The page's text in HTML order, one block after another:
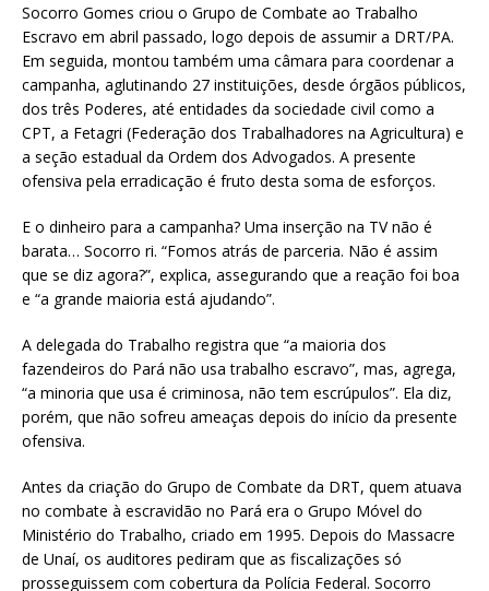
Socorro Gomes criou o Grupo de Combate ao Trabalho
Escravo em abril passado, logo depois de assumir a DRT/PA.
Em seguida, montou também uma câmara para coordenar a
campanha, aglutinando 27 instituições, desde órgãos públicos,
dos três Poderes, até entidades da sociedade civil como a
CPT, a Fetagri (Federação dos Trabalhadores na Agricultura) e
a seção estadual da Ordem dos Advogados. A presente
ofensiva pela erradicação é fruto desta soma de esforços.
E o dinheiro para a campanha? Uma inserção na TV não é
barata… Socorro ri. “Fomos atrás de parceria. Não é assim
que se diz agora?”, explica, assegurando que a reação foi boa
e “a grande maioria está ajudando”.
A delegada do Trabalho registra que “a maioria dos
fazendeiros do Pará não usa trabalho escravo”, mas, agrega,
“a minoria que usa é criminosa, não tem escrúpulos”. Ela diz,
porém, que não sofreu ameaças depois do início da presente
ofensiva.
Antes da criação do Grupo de Combate da DRT, quem atuava
no combate à escravidão no Pará era o Grupo Móvel do
Ministério do Trabalho, criado em 1995. Depois do Massacre
de Unaí, os auditores pediram que as fiscalizações só
prosseguissem com cobertura da Polícia Federal. Socorro